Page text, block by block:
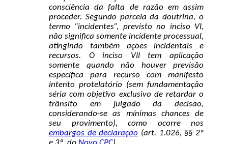
consciência da falta de razão em assim
proceder. Segundo parcela da doutrina, o
termo “incidentes”, previsto no inciso VI,
não significa somente incidente processual,
atingindo também ações incidentais e
recursos. O inciso VII tem aplicação
somente quando não houver previsão
específica para recurso com manifesto
intento protelatório (sem fundamentação
séria com objetivo exclusivo de retardar o
trânsito em julgado da decisão,
considerando-se as mínimas chances de
seu provimento), como ocorre nos
embargos de declaração (art. 1.026, §§ 2º